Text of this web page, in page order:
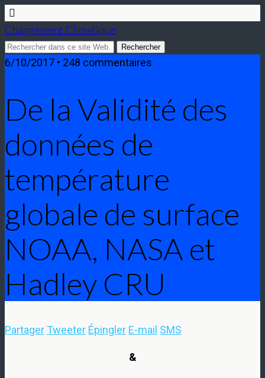
Changement Climatique
6/10/2017 • 248 commentaires
De la Validité des
données de
température
globale de surface
NOAA, NASA et
Hadley CRU
Partager Tweeter Épingler E-mail SMS
&